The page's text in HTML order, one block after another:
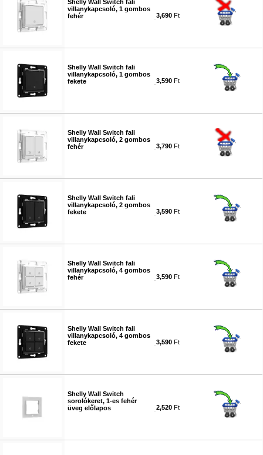
Shelly Wall Switch fali
villanykapcsoló, 1 gombos
fehér
3,690 Ft
Shelly Wall Switch fali
villanykapcsoló, 1 gombos
fekete
3,590 Ft
Shelly Wall Switch fali
villanykapcsoló, 2 gombos
fehér
3,790 Ft
Shelly Wall Switch fali
villanykapcsoló, 2 gombos
fekete
3,590 Ft
Shelly Wall Switch fali
villanykapcsoló, 4 gombos
fehér
3,590 Ft
Shelly Wall Switch fali
villanykapcsoló, 4 gombos
fekete
3,590 Ft
Shelly Wall Switch
sorolókeret, 1-es fehér
üveg előlapos
2,520 Ft